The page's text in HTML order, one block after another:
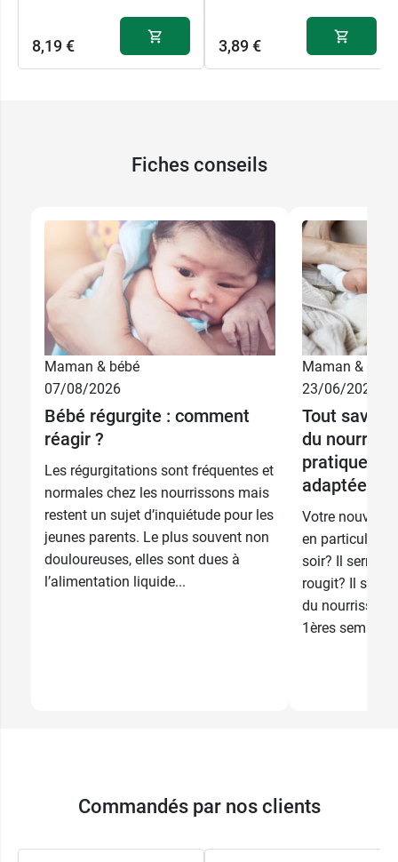
8,19 € 3,89 €
Fiches conseils
Maman & bébé
07/08/2026
Bébé régurgite : comment
réagir ?
Les régurgitations sont fréquentes et
normales chez les nourrissons mais
restent un sujet d’inquiétude pour les
jeunes parents. Le plus souvent non
douloureuses, elles sont dues à
l’alimentation liquide...
Maman & bébé
23/06/2026
Tout savoir
du
pratiques
adaptées
Votre
en particulier
soir? Il serre
rougit? Il
du nourrisson.
1ères
Commandés par nos clients